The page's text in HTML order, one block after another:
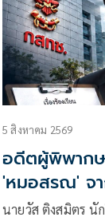
5 สิงหาคม 2569
อดีตผู้พิพากษ
'หมอสรณ' จ
ปกครอง!
นายวัส ติงสมิตร นักวิชาการอิส